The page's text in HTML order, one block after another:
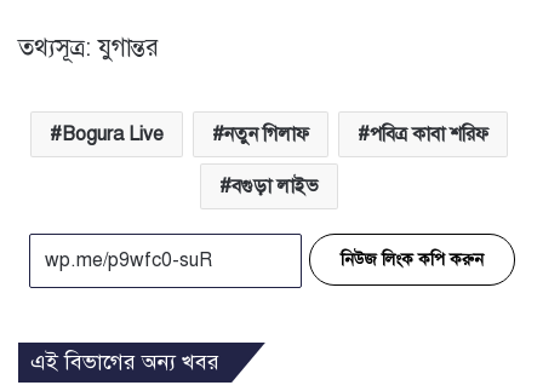
তথ্যসূত্র: যুগান্তর
Bogura Live নতুন গিলাফ পবিত্র কাবা শরিফ
বগুড়া লাইভ
নিউজ লিংক কপি করুন
এই বিভাগের অন্য খবর